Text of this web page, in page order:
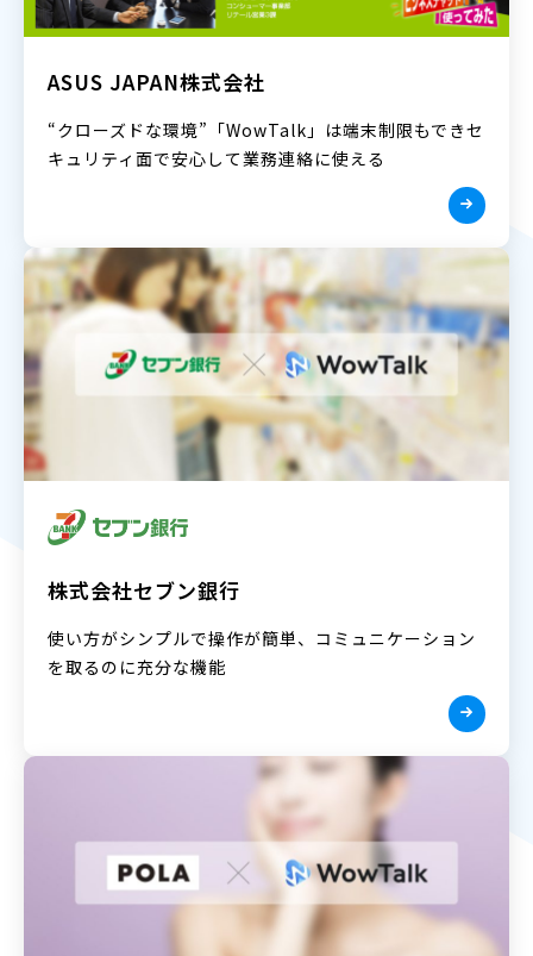
ASUS JAPAN株式会社
“クローズドな環境”「WowTalk」は端末制限もできセ
キュリティ面で安心して業務連絡に使える
株式会社セブン銀行
使い方がシンプルで操作が簡単、コミュニケーション
を取るのに充分な機能